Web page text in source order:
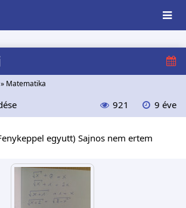
» Matematika
921 9 éve
egyutt) Sajnos nem ertem